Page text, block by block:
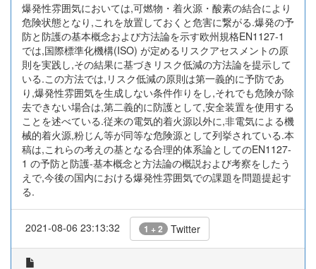
爆発性雰囲気においては,可燃物・着火源・酸素の結合により
危険状態となり,これを放置しておくと危害に繋がる.爆発の予
防と防護の基本概念および方法論を示す欧州規格EN1127-1
では,国際標準化機構(ISO) が定めるリスクアセスメントの原
則を実践し,その結果に基づきリスク低減の方法論を提示して
いる.この方法では,リスク低減の原則は第一義的に予防であ
り,爆発性雰囲気を生成しない条件作りをし,それでも危険が除
去できない場合は,第二義的に防護として,安全装置を使用する
ことを述べている.従来の電気的着火源以外に,非電気による機
械的着火源,粉じん等が同等な危険源として列挙されている.本
稿は,これらの考えの基となる合理的体系論としてのEN1127-
1 の予防と防護-基本概念と方法論の概説および考察をしたう
えで,今後の国内における爆発性雰囲気での課題を問題提起す
る.
2021-08-06 23:13:32 1 + 2 Twitter